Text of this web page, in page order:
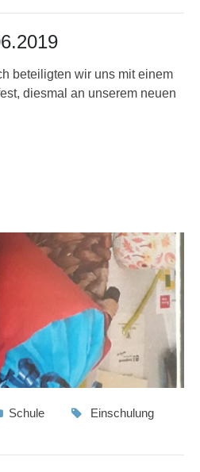
beteiligten wir uns mit einem
diesmal an unserem neuen
Schule
Einschulung